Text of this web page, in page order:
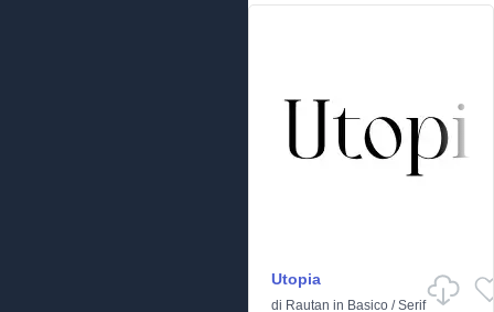
Utopia
di Rautan in Basico /Serif